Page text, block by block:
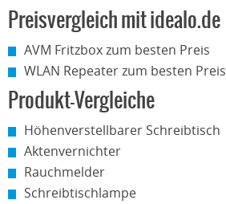
Preisvergleich mit idealo.de
AVM Fritzbox zum besten Preis
WLAN Repeater zum besten Preis
Produkt-Vergleiche
Höhenverstellbarer Schreibtisch
Aktenvernichter
Rauchmelder
Schreibtischlampe